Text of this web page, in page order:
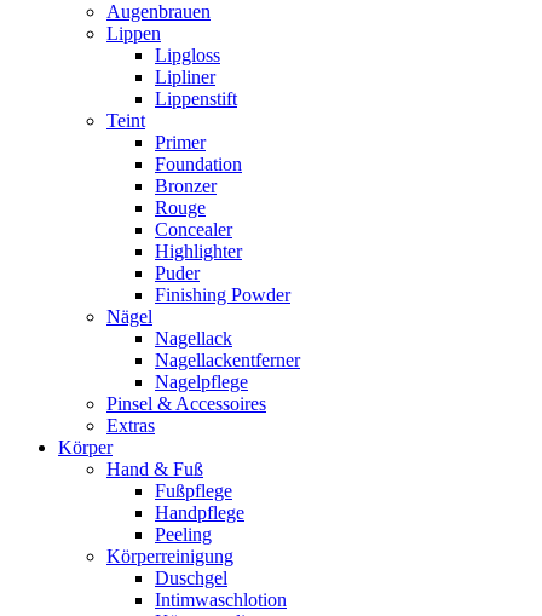
Augenbrauen
Lippen
Lipgloss
Lipliner
Lippenstift
Teint
Primer
Foundation
Bronzer
Rouge
Concealer
Highlighter
Puder
Finishing Powder
Nägel
Nagellack
Nagellackentferner
Nagelpflege
Pinsel & Accessoires
Extras
Körper
Hand & Fuß
Fußpflege
Handpflege
Peeling
Körperreinigung
Duschgel
Intimwaschlotion